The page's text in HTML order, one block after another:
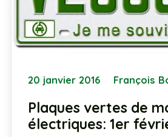
20 janvier 2016 François
Plaques vertes de
électriques: 1er